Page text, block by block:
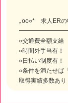
｡oо○* 求人ER
○交通費全額支給
○時間外手当有！
○日払い制度有！
○条件を満たせば
取得実績多数あり